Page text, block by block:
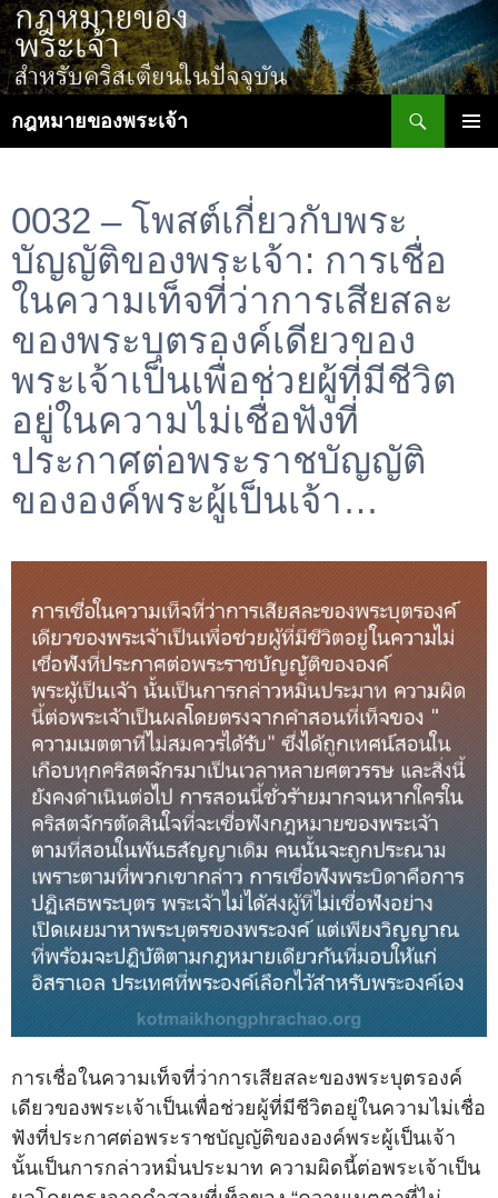
ข้าม
ไป
ยัง
กฎหมายของพระเจ้า
0032 – โพสต์เกี่ยวกับพระ
บัญญัติของพระเจ้า: การเชื่อ
ในความเท็จที่ว่าการเสียสละ
ของพระบุตรองค์เดียวของ
พระเจ้าเป็นเพื่อช่วยผู้ที่มีชีวิต
อยู่ในความไม่เชื่อฟังที่
ประกาศต่อพระราชบัญญัติ
ขององค์พระผู้เป็นเจ้า…
การเชื่อในความเท็จที่ว่าการเสียสละของพระบุตรองค์
เดียวของพระเจ้าเป็นเพื่อช่วยผู้ที่มีชีวิตอยู่ในความไม่เชื่อ
ฟังที่ประกาศต่อพระราชบัญญัติขององค์พระผู้เป็นเจ้า
นั้นเป็นการกล่าวหมิ่นประมาท ความผิดนี้ต่อพระเจ้าเป็น